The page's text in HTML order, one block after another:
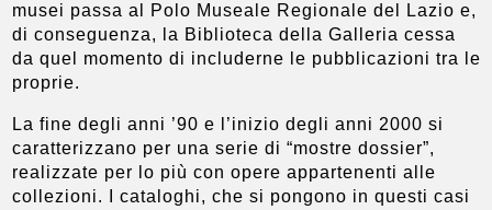
musei passa al Polo Museale Regionale del Lazio e,
di conseguenza, la Biblioteca della Galleria cessa
da quel momento di includerne le pubblicazioni tra le
proprie.
La fine degli anni ’90 e l’inizio degli anni 2000 si
caratterizzano per una serie di “mostre dossier”,
realizzate per lo più con opere appartenenti alle
collezioni. I cataloghi, che si pongono in questi casi